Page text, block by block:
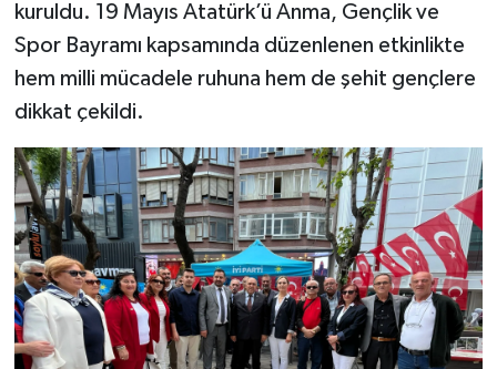
kuruldu. 19 Mayıs Atatürk’ü Anma, Gençlik ve
Spor Bayramı kapsamında düzenlenen etkinlikte
hem milli mücadele ruhuna hem de şehit gençlere
dikkat çekildi.